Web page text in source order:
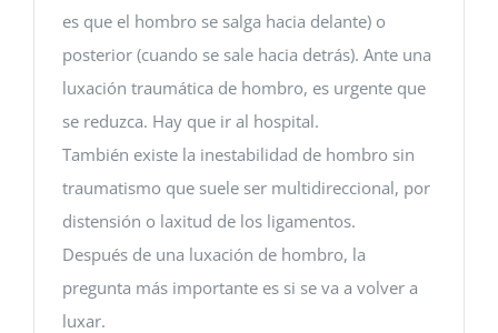
es que el hombro se salga hacia delante) o
posterior (cuando se sale hacia detrás). Ante una
luxación traumática de hombro, es urgente que
se reduzca. Hay que ir al hospital.
También existe la inestabilidad de hombro sin
traumatismo que suele ser multidireccional, por
distensión o laxitud de los ligamentos.
Después de una luxación de hombro, la
pregunta más importante es si se va a volver a
luxar.